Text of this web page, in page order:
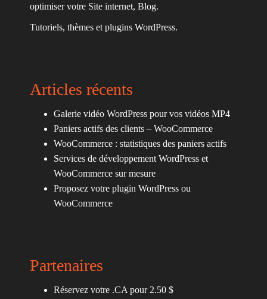
optimiser votre Site internet, Blog.
Tutoriels, thèmes et plugins WordPress.
Articles récents
Galerie vidéo WordPress pour vos vidéos MP4
Paniers actifs des clients – WooCommerce
WooCommerce : statistiques des paniers actifs
Services de développement WordPress et
WooCommerce sur mesure
Proposez votre plugin WordPress ou
WooCommerce
Partenaires
Réservez votre .CA pour 2.50 $